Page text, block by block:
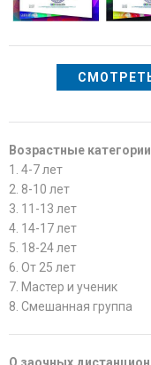
Возрастные
1. 4-7 лет
2. 8-10 лет
3. 11-13 лет
4. 14-17 лет
5. 18-24 лет
6. От 25 лет
7. Мастер и ученик
8. Смешанная группа